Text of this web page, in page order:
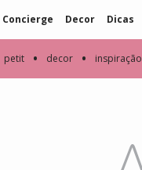
Concierge Decor Dicas
petit • decor • inspiração